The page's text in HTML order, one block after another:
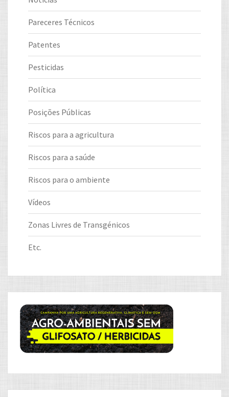
Pareceres Técnicos
Patentes
Pesticidas
Política
Posições Públicas
Riscos para a agricultura
Riscos para a saúde
Riscos para o ambiente
Vídeos
Zonas Livres de Transgénicos
Etc.